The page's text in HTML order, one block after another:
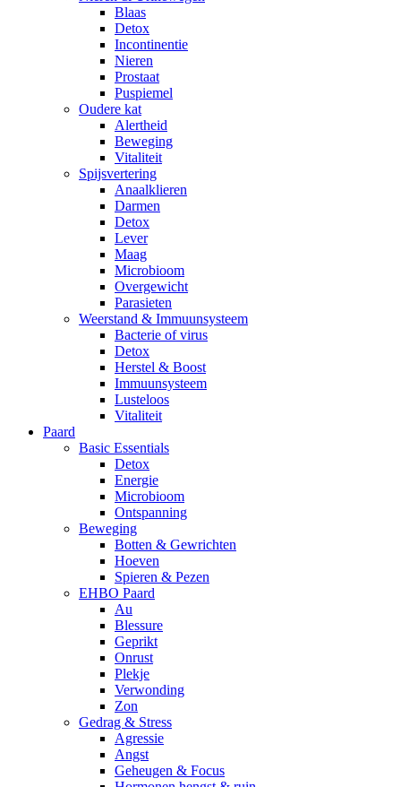
Blaas
Detox
Incontinentie
Nieren
Prostaat
Puspiemel
Oudere kat
Alertheid
Beweging
Vitaliteit
Spijsvertering
Anaalklieren
Darmen
Detox
Lever
Maag
Microbioom
Overgewicht
Parasieten
Weerstand & Immuunsysteem
Bacterie of virus
Detox
Herstel & Boost
Immuunsysteem
Lusteloos
Vitaliteit
Paard
Basic Essentials
Detox
Energie
Microbioom
Ontspanning
Beweging
Botten & Gewrichten
Hoeven
Spieren & Pezen
EHBO Paard
Au
Blessure
Geprikt
Onrust
Plekje
Verwonding
Zon
Gedrag & Stress
Agressie
Angst
Geheugen & Focus